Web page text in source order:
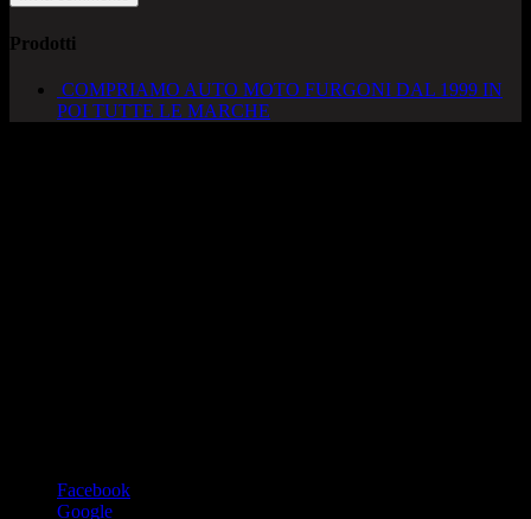
Prodotti
COMPRIAMO AUTO MOTO FURGONI DAL 1999 IN
POI TUTTE LE MARCHE
Facebook
Google